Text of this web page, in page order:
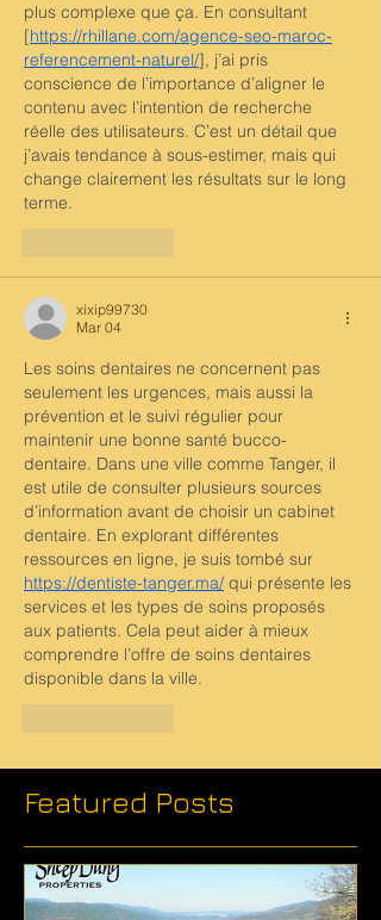
plus complexe que ça. En consultant
[https://rhillane.com/agence-seo-maroc-
referencement-naturel/], j’ai pris
conscience de l’importance d’aligner le
contenu avec l’intention de recherche
réelle des utilisateurs. C’est un détail que
j’avais tendance à sous-estimer, mais qui
change clairement les résultats sur le long
terme.
xixip99730
Mar 04
Les soins dentaires ne concernent pas
seulement les urgences, mais aussi la
prévention et le suivi régulier pour
maintenir une bonne santé bucco-
dentaire. Dans une ville comme Tanger, il
est utile de consulter plusieurs sources
d’information avant de choisir un cabinet
dentaire. En explorant différentes
ressources en ligne, je suis tombé sur
https://dentiste-tanger.ma/ qui présente les
services et les types de soins proposés
aux patients. Cela peut aider à mieux
comprendre l’offre de soins dentaires
disponible dans la ville.
Featured Posts